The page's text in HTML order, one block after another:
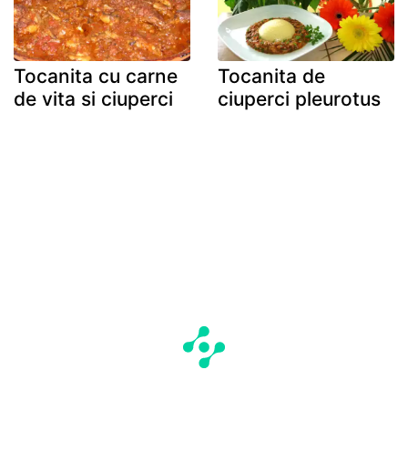
Tocanita cu carne
de vita si ciuperci
Tocanita de
ciuperci pleurotus